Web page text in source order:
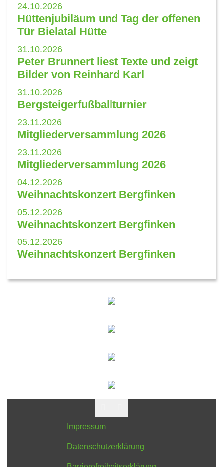
24.10.2026
Hüttenjubiläum und Tag der offenen
Tür Bielatal Hütte
31.10.2026
Peter Brunnert liest Texte und zeigt
Bilder von Reinhard Karl
31.10.2026
Bergsteigerfußballturnier
23.11.2026
Mitgliederversammlung 2026
23.11.2026
Mitgliederversammlung 2026
04.12.2026
Weihnachtskonzert Bergfinken
05.12.2026
Weihnachtskonzert Bergfinken
05.12.2026
Weihnachtskonzert Bergfinken
Impressum
Datenschutzerklärung